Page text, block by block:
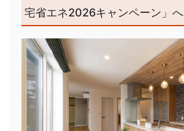
宅省エネ2026キャンペーン」へ